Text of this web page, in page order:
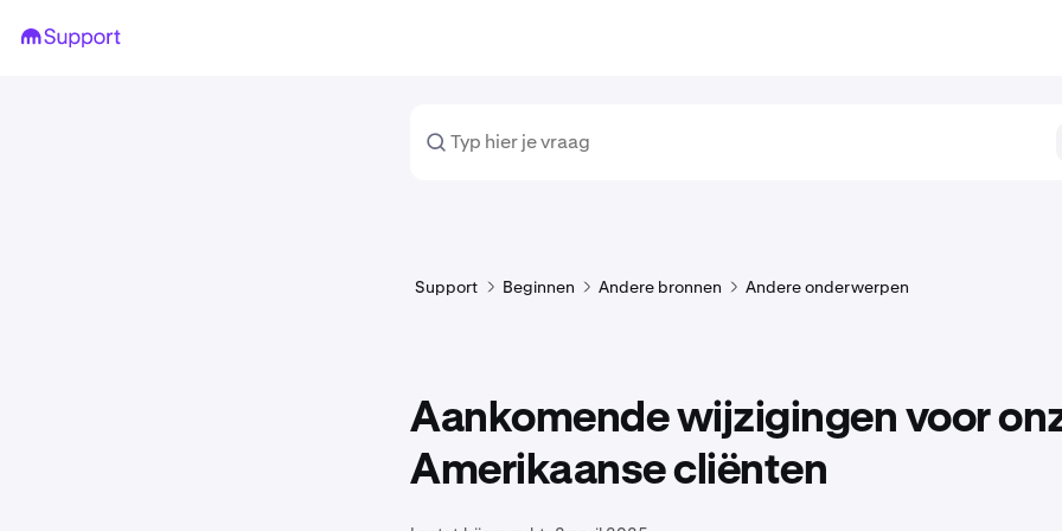
Support Beginnen Andere bronnen Andere onderwerpen
Aankomende wijzigingen voor
Amerikaanse cliënten